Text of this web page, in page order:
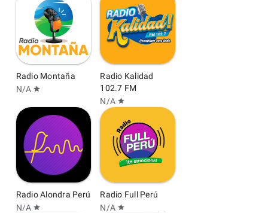
Radio Montaña
N/A star
Radio Kalidad
102.7 FM
N/A star
Radio Alondra Perú
N/A star
Radio Full Perú
N/A star